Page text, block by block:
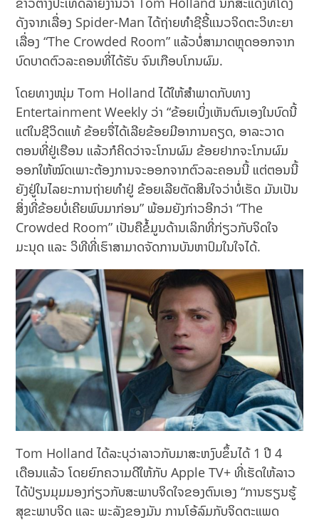
ດັງຈາກເລື່ອງ Spider-Man ໄດ້ຖ່າຍທຳຊີຣີ້ແນວຈິດຕະວິທະຍາ
ເລື່ອງ “The Crowded Room” ແລ້ວບໍ່ສາມາດຫຼຸດອອກຈາກ
ບົດບາດຕົວລະຄອນທີ່ໄດ້ຮັບ ຈົນເກືອບໂກນຜົມ.
ໂດຍທາງໜຸ່ມ Tom Holland ໄດ້ໃຫ້ສຳພາດກັບທາງ
Entertainment Weekly ວ່າ “ຂ້ອຍເບິ່ງເຫັນຕົນເອງໃນບົດນີ້
ແຕ່ໃນຊີວິດແທ້ ຂ້ອຍຈື່ໄດ້ເລີຍຂ້ອຍມີອາການຄຽດ, ອາລະວາດ
ຕອນທີ່ຢູ່ເຮືອນ ແລ້ວກໍຄິດວ່າຈະໂກນຜົມ ຂ້ອຍຢາກຈະໂກນຜົມ
ອອກໃຫ້ໝົດເພາະຕ້ອງການຈະອອກຈາກຕົວລະຄອນນີ້ ແຕ່ຕອນນີ້
ຍັງຢູ່ໃນໄລຍະການຖ່າຍທຳຢູ່ ຂ້ອຍເລີຍຕັດສິນໃຈວ່າບໍ່ເຮັດ ມັນເປັນ
ສິ່ງທີ່ຂ້ອຍບໍ່ເຄີຍພົບມາກ່ອນ” ພ້ອມຍັງກ່າວອີກວ່າ “The
Crowded Room” ເປັນຄືຂໍ້ມູນດ້ານເລິກທີ່ກ່ຽວກັບຈິດໃຈ
ມະນຸດ ແລະ ວິທີທີ່ເຮົາສາມາດຈັດການບັນຫາປົມໃນໃຈໄດ້.
Tom Holland ໄດ້ລະບຸວ່າລາວກັບມາສະຫງົບຂຶ້ນໄດ້ 1 ປີ 4
ເດືອນແລ້ວ ໂດຍຍົກຄວາມດີໃຫ້ກັບ Apple TV+ ທີ່ເຮັດໃຫ້ລາວ
ໄດ້ປ່ຽນມຸມມອງກ່ຽວກັບສະພາບຈິດໃຈຂອງຕົນເອງ “ການຮຽນຮູ້
ສຸຂະພາບຈິດ ແລະ ພະລັງຂອງມັນ ການໂອ້ລົມກັບຈິດຕະແພດ